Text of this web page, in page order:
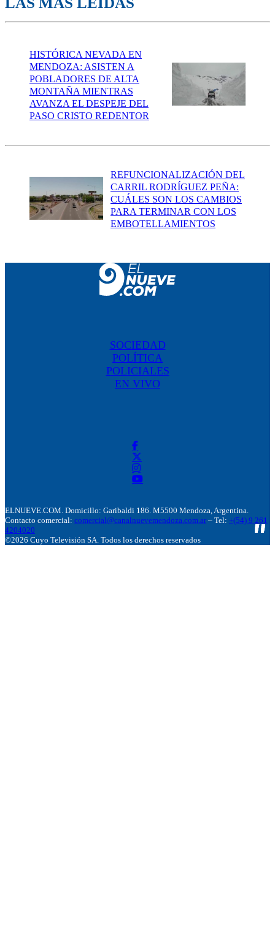
HISTÓRICA NEVADA EN
MENDOZA: ASISTEN A
POBLADORES DE ALTA
MONTAÑA MIENTRAS
AVANZA EL DESPEJE DEL
PASO CRISTO REDENTOR
REFUNCIONALIZACIÓN DEL
CARRIL RODRÍGUEZ PEÑA:
CUÁLES SON LOS CAMBIOS
PARA TERMINAR CON LOS
EMBOTELLAMIENTOS
SOCIEDAD
POLÍTICA
POLICIALES
EN VIVO
ELNUEVE.COM. Domicillo: Garibaldi 186. M5500 Mendoza, Argentina.
Contacto comercial: comercial@canalnuevemendoza.com.ar – Tel: +(54) 9 261
4204020
©2026 Cuyo Televisión SA. Todos los derechos reservados